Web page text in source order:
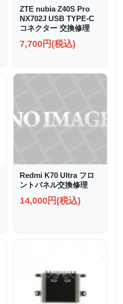
ZTE nubia Z40S Pro
NX702J USB TYPE-C
コネクター 交換修理
7,700円(税込)
Redmi K70 Ultra フロ
ントパネル交換修理
14,000円(税込)